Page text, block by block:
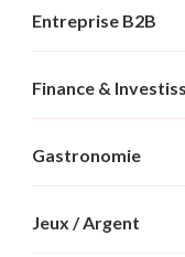
Entreprise B2B
Finance &
Gastronomie
Jeux / Argent